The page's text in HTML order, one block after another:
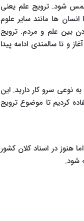
شود. ترویج علم یعنی
ها مانند سایر علوم
بین علم و مردم. ترویج
و تا سالمندی ادامه پیدا
نوعی سرو کار دارید. این
کردیم تا موضوع ترویج
در اسناد کلان کشور
شود.